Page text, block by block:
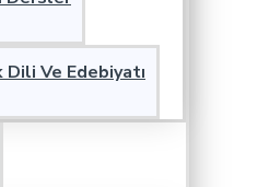
Dili Ve Edebiyatı